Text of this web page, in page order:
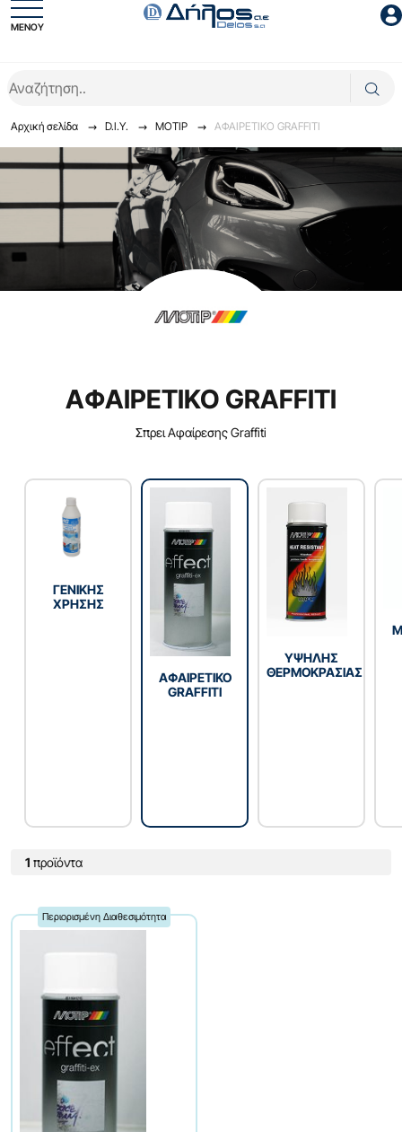
ΜΕΝΟΥ
Είσοδος
Ξέχασες το password;
Αρχική σελίδα D.I.Y. ΜΟΤΙΡ ΑΦΑΙΡΕΤΙΚΟ GRAFFITI
ΑΦΑΙΡΕΤΙΚΟ GRAFFITI
Σπρει Αφαίρεσης Graffiti
ΓENIKHΣ
XPHΣHΣ
ΑΦΑΙΡΕΤΙΚΟ
GRAFFITI
YΨΗΛΗΣ
ΘΕΡΜΟΚΡΑΣΙΑΣ
1 προϊόντα
Περιορισμένη Διαθεσιμότητα